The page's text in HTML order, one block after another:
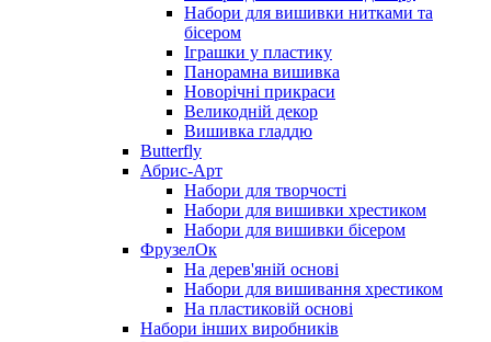
Набори для вишивки нитками та
бісером
Іграшки у пластику
Панорамна вишивка
Новорічні прикраси
Великодній декор
Вишивка гладдю
Butterfly
Абрис-Арт
Набори для творчості
Набори для вишивки хрестиком
Набори для вишивки бісером
ФрузелОк
На дерев'яній основі
Набори для вишивання хрестиком
На пластиковій основі
Набори інших виробників